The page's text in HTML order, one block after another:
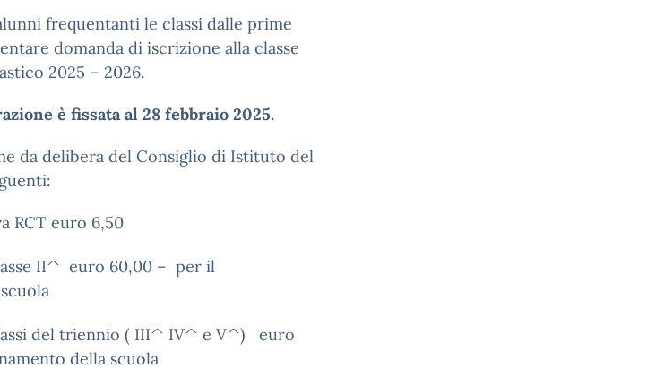
frequentanti le classi dalle prime
domanda di iscrizione alla classe
2025 – 2026.
è fissata al 28 febbraio 2025.
da delibera del Consiglio di Istituto del
RCT euro 6,50
II^ euro 60,00 – per il
del triennio ( III^ IV^ e V^) euro
della scuola